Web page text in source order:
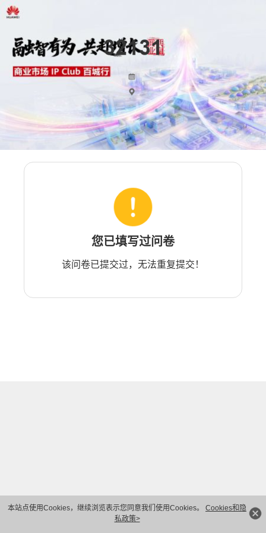
本站点使用Cookies，继续浏览表示您同意我们使用Cookies。 Cookies和隐
私政策>
您已填写过问卷
该问卷已提交过，无法重复提交！